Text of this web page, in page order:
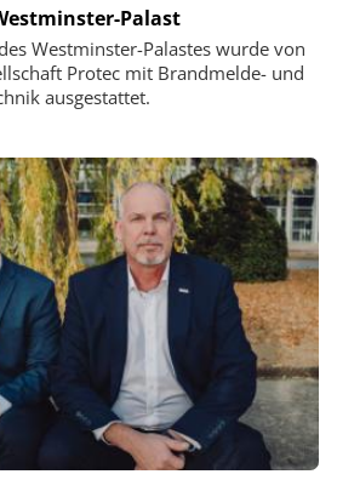
Palast
Westminster-Palastes wurde von
Protec mit Brandmelde- und
ausgestattet.